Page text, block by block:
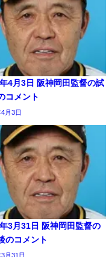
4月3日 阪神岡田監督の試
コメント
月3日
3月31日 阪神岡田監督の
のコメント
月31日